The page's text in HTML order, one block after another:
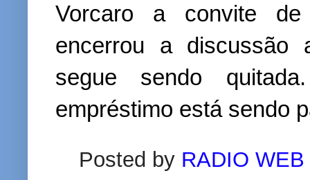
Vorcaro a convite
encerrou a discussão
segue sendo
empréstimo está sendo
Posted by RADIO